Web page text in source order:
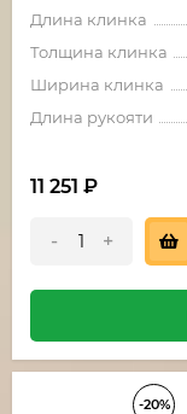
Длина клинка
Толщина клинка
Ширина клинка
Длина рукояти
11 251 ₽
- +
-20%